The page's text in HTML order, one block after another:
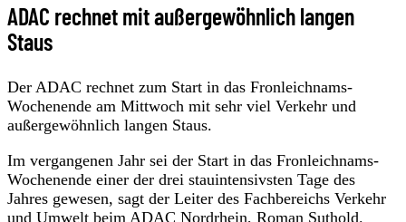
ADAC rechnet mit außergewöhnlich langen
Staus
Der ADAC rechnet zum Start in das Fronleichnams-
Wochenende am Mittwoch mit sehr viel Verkehr und
außergewöhnlich langen Staus.
Im vergangenen Jahr sei der Start in das Fronleichnams-
Wochenende einer der drei stauintensivsten Tage des
Jahres gewesen, sagt der Leiter des Fachbereichs Verkehr
und Umwelt beim ADAC Nordrhein, Roman Suthold.